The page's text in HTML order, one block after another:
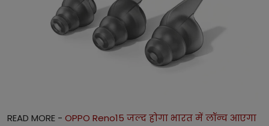
READ MORE - OPPO Reno15 जल्द होगा भारत में लॉन्च आएगा